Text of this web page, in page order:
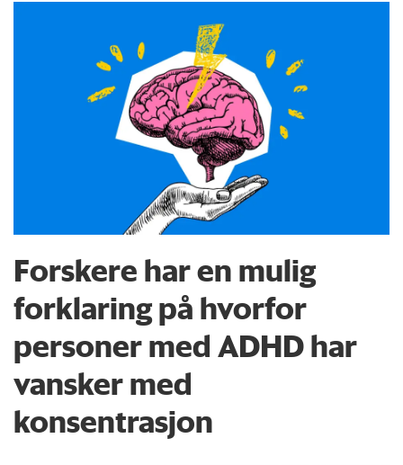
Forskere har en mulig
forklaring på hvorfor
personer med ADHD har
vansker med
konsentrasjon